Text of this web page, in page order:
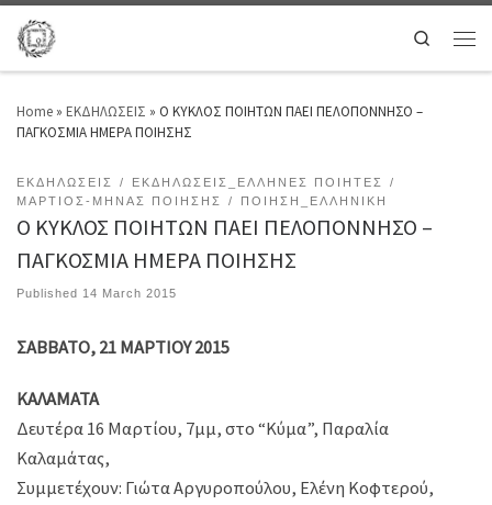
Search
Home » ΕΚΔΗΛΩΣΕΙΣ » Ο ΚΥΚΛΟΣ ΠΟΙΗΤΩΝ ΠΑΕΙ ΠΕΛΟΠΟΝΝΗΣΟ –
ΠΑΓΚΟΣΜΙΑ ΗΜΕΡΑ ΠΟΙΗΣΗΣ
ΕΚΔΗΛΩΣΕΙΣ
ΕΚΔΗΛΩΣΕΙΣ_ΕΛΛΗΝΕΣ ΠΟΙΗΤΕΣ
ΜΑΡΤΙΟΣ-ΜΗΝΑΣ ΠΟΙΗΣΗΣ
ΠΟΙΗΣΗ_ΕΛΛΗΝΙΚΗ
Ο ΚΥΚΛΟΣ ΠΟΙΗΤΩΝ ΠΑΕΙ ΠΕΛΟΠΟΝΝΗΣΟ –
ΠΑΓΚΟΣΜΙΑ ΗΜΕΡΑ ΠΟΙΗΣΗΣ
Published 14 March 2015
ΣΑΒΒΑΤΟ, 21 ΜΑΡΤΙΟΥ 2015
ΚΑΛΑΜΑΤΑ
Δευτέρα 16 Μαρτίου, 7μμ, στο “Κύμα”, Παραλία
Καλαμάτας,
Συμμετέχουν: Γιώτα Αργυροπούλου, Ελένη Κοφτερού,